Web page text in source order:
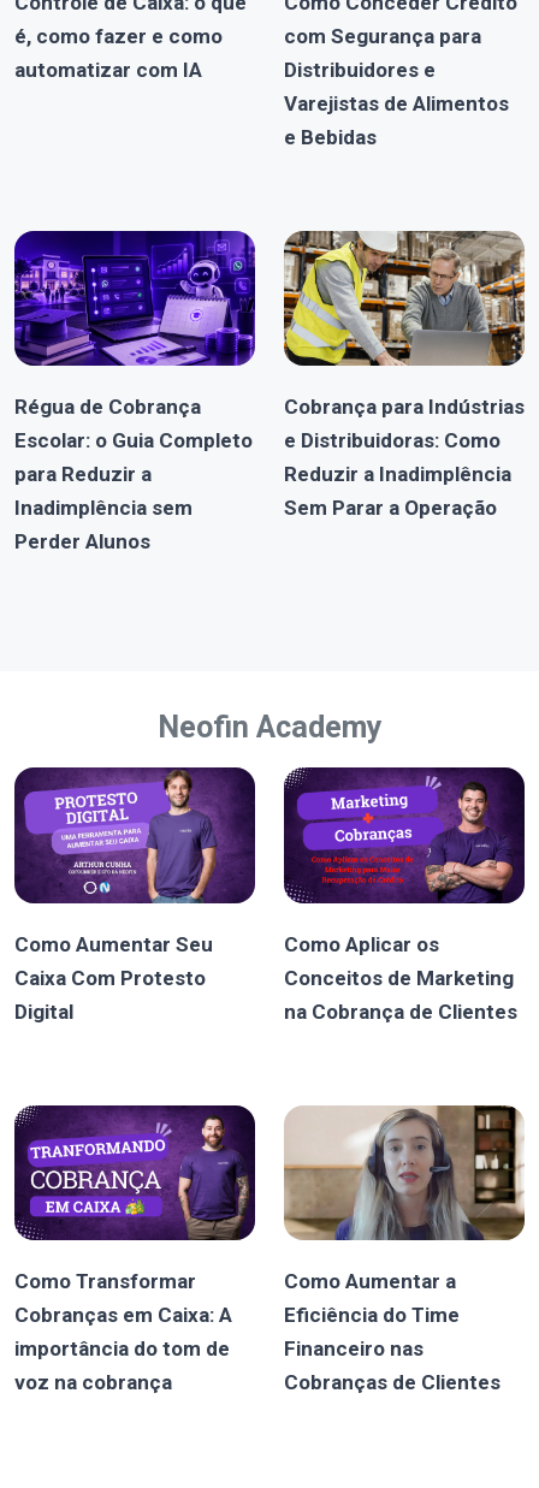
é, como fazer e como
automatizar com IA
com Segurança para
Distribuidores e
Varejistas de Alimentos
e Bebidas
Régua de Cobrança
Escolar: o Guia Completo
para Reduzir a
Inadimplência sem
Perder Alunos
Cobrança para Indústrias
e Distribuidoras: Como
Reduzir a Inadimplência
Sem Parar a Operação
Neofin Academy
Como Aumentar Seu
Caixa Com Protesto
Digital
Como Aplicar os
Conceitos de Marketing
na Cobrança de Clientes
Como Transformar
Cobranças em Caixa: A
importância do tom de
voz na cobrança
Como Aumentar a
Eficiência do Time
Financeiro nas
Cobranças de Clientes